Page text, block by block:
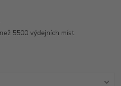
5500 výdejních míst